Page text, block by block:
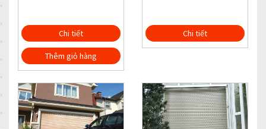
Chi tiết
Thêm giỏ hàng
Chi tiết